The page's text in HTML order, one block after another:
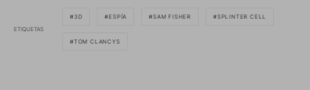
ETIQUETAS
3D ESPÍA SAM FISHER SPLINTER CELL
TOM CLANCYS